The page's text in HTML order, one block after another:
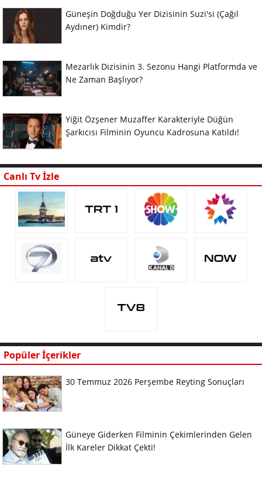
Güneşin Doğduğu Yer Dizisinin Suzi'si (Çağıl
Aydıner) Kimdir?
Mezarlık Dizisinin 3. Sezonu Hangi Platformda ve
Ne Zaman Başlıyor?
Yiğit Özşener Muzaffer Karakteriyle Düğün
Şarkıcısı Filminin Oyuncu Kadrosuna Katıldı!
Canlı Tv İzle
Popüler İçerikler
30 Temmuz 2026 Perşembe Reyting Sonuçları
Güneye Giderken Filminin Çekimlerinden Gelen
İlk Kareler Dikkat Çekti!